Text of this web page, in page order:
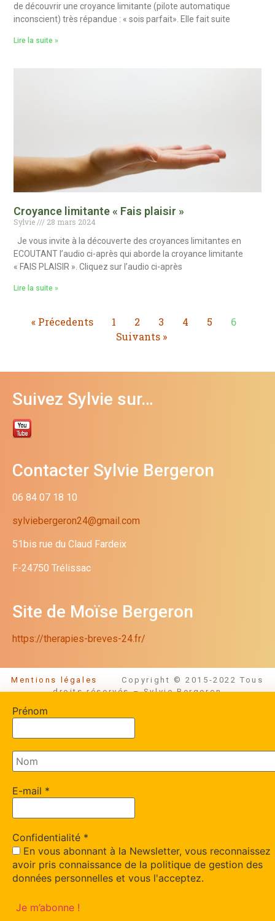
de découvrir une croyance limitante (pilote automatique
inconscient) très répandue : « sois parfait». Elle fait suite
Lire la suite »
Croyance limitante « Fais plaisir »
Sylvie
28 mars 2024
Je vous invite à la découverte des croyances limitantes en
ECOUTANT l’audio ci-après qui aborde la croyance limitante
« FAIS PLAISIR ». Cliquez sur l’audio ci-après
Lire la suite »
« Précedents 1 2 3 4 5
6
Suivants »
Suivez Sylvie sur…
Contacter Sylvie Bergeron
06 84 07 18 10
sylviebergeron24@gmail.com
51bis rue du Claud Fardeix
F-24750 Trélissac
Site de Moïse Bergeron
https://therapies-breves-24.fr/
Mentions légalesCopyright © 2015-2022 Tous
droits réservés – Sylvie Bergeron
Prénom
E-mail *
Confidentialité *
En vous abonnant à la Newsletter, vous reconnaissez
avoir pris connaissance de la politique de gestion des
données personnelles et vous l'acceptez.